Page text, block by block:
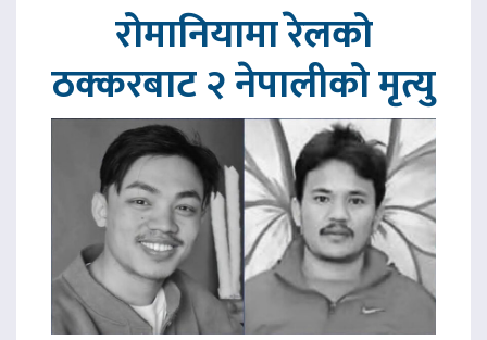
रोमानियामा रेलको
ठक्करबाट २ नेपालीको मृत्यु